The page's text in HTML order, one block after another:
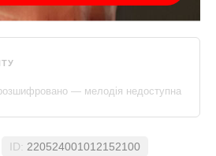
— мелодія недоступна
ID: 220524001012152100